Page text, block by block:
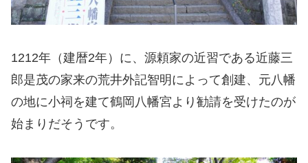
1212年（建暦2年）に、源頼家の近習である近藤三
郎是茂の家来の荒井外記智明によって創建、元八幡
の地に小祠を建て鶴岡八幡宮より勧請を受けたのが
始まりだそうです。